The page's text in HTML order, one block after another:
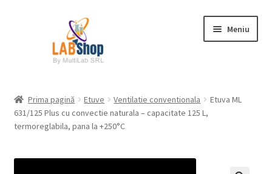
Meniu
Contul meu
Prima pagină Etuve Ventilatie conventionala
Etuva ML
631/125 Plus cu convectie naturala – capacitate 125 L,
termoreglabila, pana la +250°C